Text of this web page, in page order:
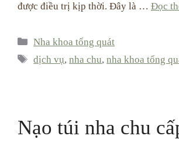
được điều trị kịp thời. Đây là … Đọc
Categories
Nha khoa tổng quát
Tags
dịch vụ,nha chu,nha khoa tổng
Nạo túi nha chu